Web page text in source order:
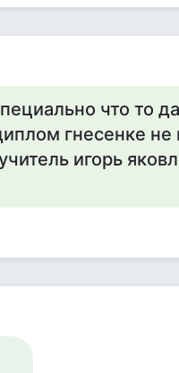
что то
гнесенке не
игорь